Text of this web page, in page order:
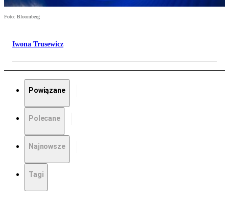
Foto: Bloomberg
Iwona Trusewicz
Powiązane
Polecane
Najnowsze
Tagi